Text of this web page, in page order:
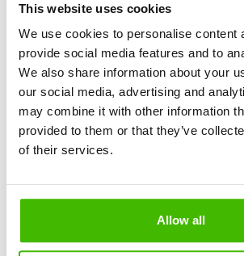
This website uses cookies
We use cookies to personalise content
provide social media features and to
We also share information about your
our social media, advertising and
may combine it with other information
provided to them or that they’ve
of their services.
Allow all
Kompensationens værdi er fastsat
afhænger af flyets afstand:
250 € – fly under 1.500 km
400 € – fly mellem 1.500 og 3.500
600 € – fly over 3.500 km
👉 Dette beløb er adskilt fra
billettilbagebetalingen. Du kan
billetpengene og kompensationen.
Hvornår gives INGEN
ekstraordinære omstændigheder,
Ekstreme vejrforhold